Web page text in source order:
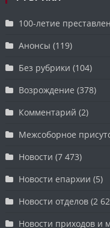
100-летие
Анонсы (119)
Без рубрики (104)
Возрождение (378)
Комментарий (2)
Межсоборное
Новости (7 473)
Новости епархии (5)
Новости отделов (2
Новости приходов и